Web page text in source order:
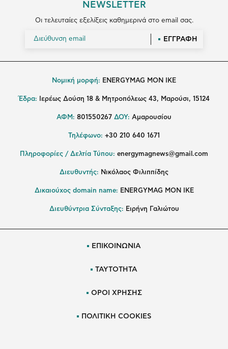
NEWSLETTER
Οι τελευταίες εξελίξεις καθημερινά στο email σας.
ΕΓΓΡΑΦΗ
Νομική μορφή: ENERGYMAG MON IKE
Έδρα: Ιερέως Δούση 18 & Μητροπόλεως 43, Μαρούσι, 15124
ΑΦΜ: 801550267 ΔΟΥ: Αμαρουσίου
Τηλέφωνο: +30 210 640 1671
Πληροφορίες / Δελτία Τύπου: energymagnews@gmail.com
Διευθυντής: Νικόλαος Φιλιππίδης
Δικαιούχος domain name: ENERGYMAG ΜΟΝ ΙΚΕ
Διευθύντρια Σύνταξης: Ειρήνη Γαλιώτου
ΕΠΙΚΟΙΝΩΝΙΑ
ΤΑΥΤΟΤΗΤΑ
ΟΡΟΙ ΧΡΗΣΗΣ
ΠΟΛΙΤΙΚΗ COOKIES